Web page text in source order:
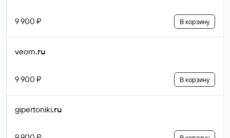
9 900 ₽ В корзину
veom.ru
9 900 ₽ В корзину
gipertoniki.ru